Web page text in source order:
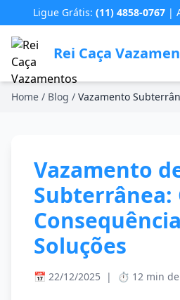
Ligue Grátis: (11) 4858-0767 |
Rei Caça
Home / Blog / Vazamento
Vazamento
Subterrânea:
Soluções
📅 22/12/2025 | ⏱️ 12 min